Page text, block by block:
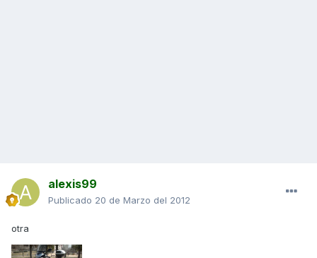
alexis99
Publicado 20 de Marzo del 2012
otra